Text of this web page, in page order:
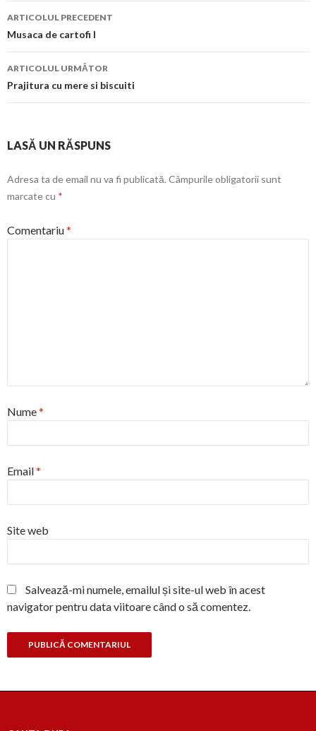
Navigare
în
articol
ARTICOLUL PRECEDENT
Musaca de cartofi I
ARTICOLUL URMĂTOR
Prajitura cu mere si biscuiti
LASĂ UN RĂSPUNS
Adresa ta de email nu va fi publicată. Câmpurile obligatorii sunt
marcate cu *
Comentariu*
Nume*
Email*
Site web
Salvează-mi numele, emailul și site-ul web în acest
navigator pentru data viitoare când o să comentez.